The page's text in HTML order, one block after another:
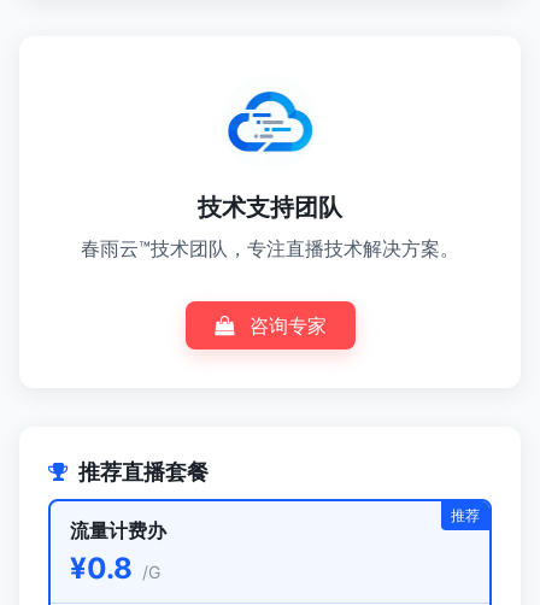
技术支持团队
春雨云™技术团队，专注直播技术解决方案。
咨询专家
推荐直播套餐
推荐
流量计费办
¥0.8 /G